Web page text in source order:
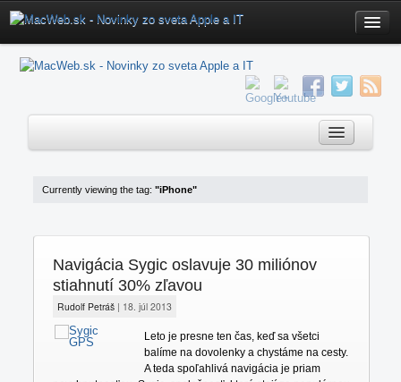
Poradňa
Servis
iOS Download
Redakcia
Kontakt
OS X
Mac
Aktualizácie
Currently viewing the tag: "iPhone"
Navigácia Sygic oslavuje 30 miliónov
stiahnutí 30% zľavou
Rudolf Petráš| 18. júl 2013
Leto je presne ten čas, keď sa všetci
balíme na dovolenky a chystáme na cesty.
A teda spoľahlivá navigácia je priam